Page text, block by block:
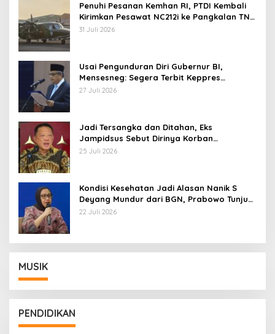
Penuhi Pesanan Kemhan RI, PTDI Kembali
Kirimkan Pesawat NC212i ke Pangkalan TNI
AU
31 Juli 2026
Usai Pengunduran Diri Gubernur BI,
Mensesneg: Segera Terbit Keppres
Pemberhentian dengan Hormat
27 Juli 2026
Jadi Tersangka dan Ditahan, Eks
Jampidsus Sebut Dirinya Korban
Kriminalisasi
25 Juli 2026
Kondisi Kesehatan Jadi Alasan Nanik S
Deyang Mundur dari BGN, Prabowo Tunjuk
Wamentan Sudaryono
22 Juli 2026
MUSIK
PENDIDIKAN